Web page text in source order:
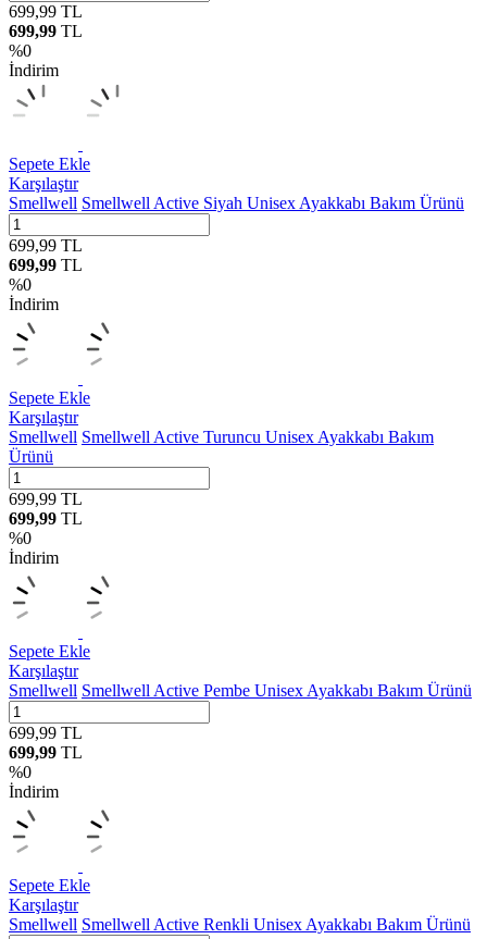
699,99 TL
699,99 TL
%0
İndirim
Sepete Ekle
Karşılaştır
Smellwell Smellwell Active Siyah Unisex Ayakkabı Bakım Ürünü
699,99 TL
699,99 TL
%0
İndirim
Sepete Ekle
Karşılaştır
Smellwell Smellwell Active Turuncu Unisex Ayakkabı Bakım
Ürünü
699,99 TL
699,99 TL
%0
İndirim
Sepete Ekle
Karşılaştır
Smellwell Smellwell Active Pembe Unisex Ayakkabı Bakım Ürünü
699,99 TL
699,99 TL
%0
İndirim
Sepete Ekle
Karşılaştır
Smellwell Smellwell Active Renkli Unisex Ayakkabı Bakım Ürünü